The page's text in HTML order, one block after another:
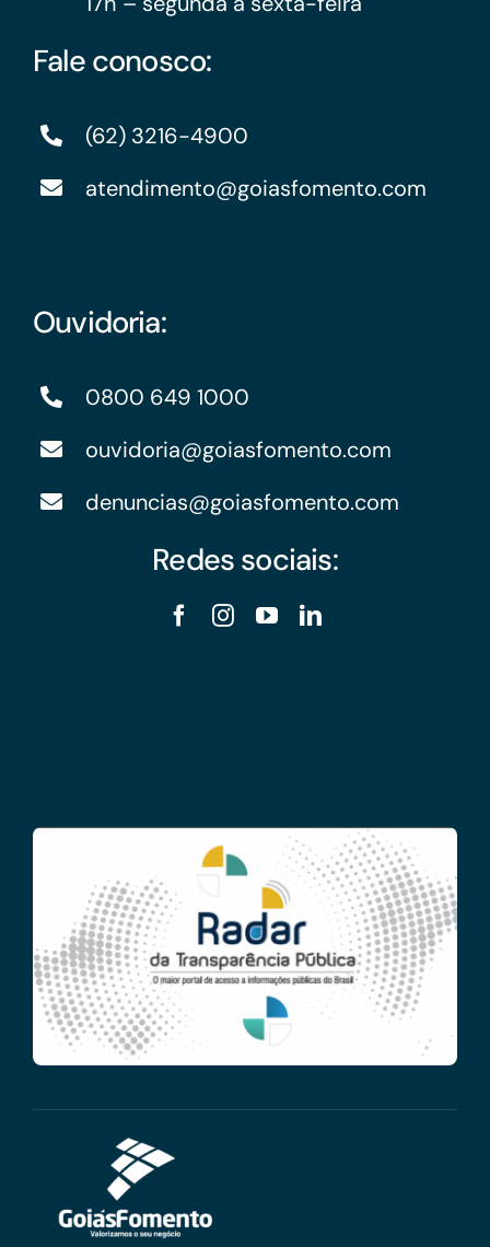
Fale conosco:
(62) 3216-4900
atendimento@goiasfomento.com
Ouvidoria:
0800 649 1000
ouvidoria@goiasfomento.com
denuncias@goiasfomento.com
Redes sociais: